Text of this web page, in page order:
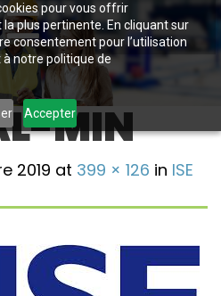
pour vous offrir
la plus pertinente. En cliquant sur
consentement pour l’utilisation
notre politique de
AccepterMIN
2019 at 399 × 126 in ISE